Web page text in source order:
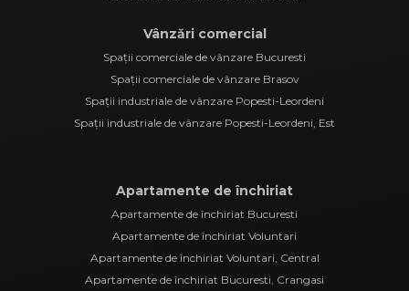
Vânzări comercial
Spații comerciale de vânzare Bucuresti
Spații comerciale de vânzare Brasov
Spații industriale de vânzare Popesti-Leordeni
Spații industriale de vânzare Popesti-Leordeni, Est
Apartamente de închiriat
Apartamente de închiriat Bucuresti
Apartamente de închiriat Voluntari
Apartamente de închiriat Voluntari, Central
Apartamente de închiriat Bucuresti, Crangasi